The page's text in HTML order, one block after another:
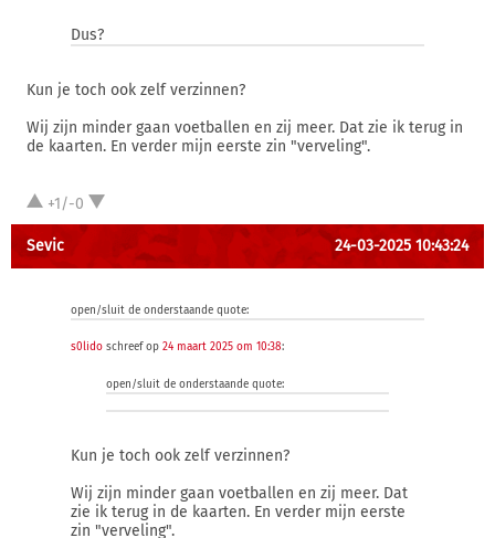
Dus?
Kun je toch ook zelf verzinnen?
Wij zijn minder gaan voetballen en zij meer. Dat zie ik terug in
de kaarten. En verder mijn eerste zin "verveling".
+1/-0
Sevic 24-03-2025 10:43:24
open/sluit de onderstaande quote:
s0lido schreef op 24 maart 2025 om 10:38:
open/sluit de onderstaande quote:
Kun je toch ook zelf verzinnen?
Wij zijn minder gaan voetballen en zij meer. Dat
zie ik terug in de kaarten. En verder mijn eerste
zin "verveling".